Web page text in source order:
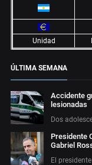
Unidad
ÚLTIMA SEMANA
Accidente
lesionadas
Dos
Presidente
Gabriel
El